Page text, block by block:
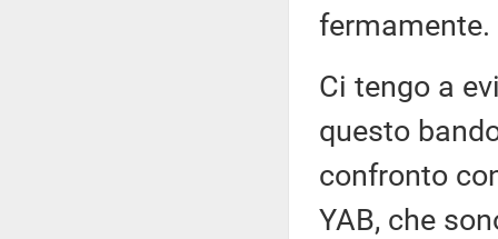
fermamente.
Ci tengo a
questo
confronto
YAB, che